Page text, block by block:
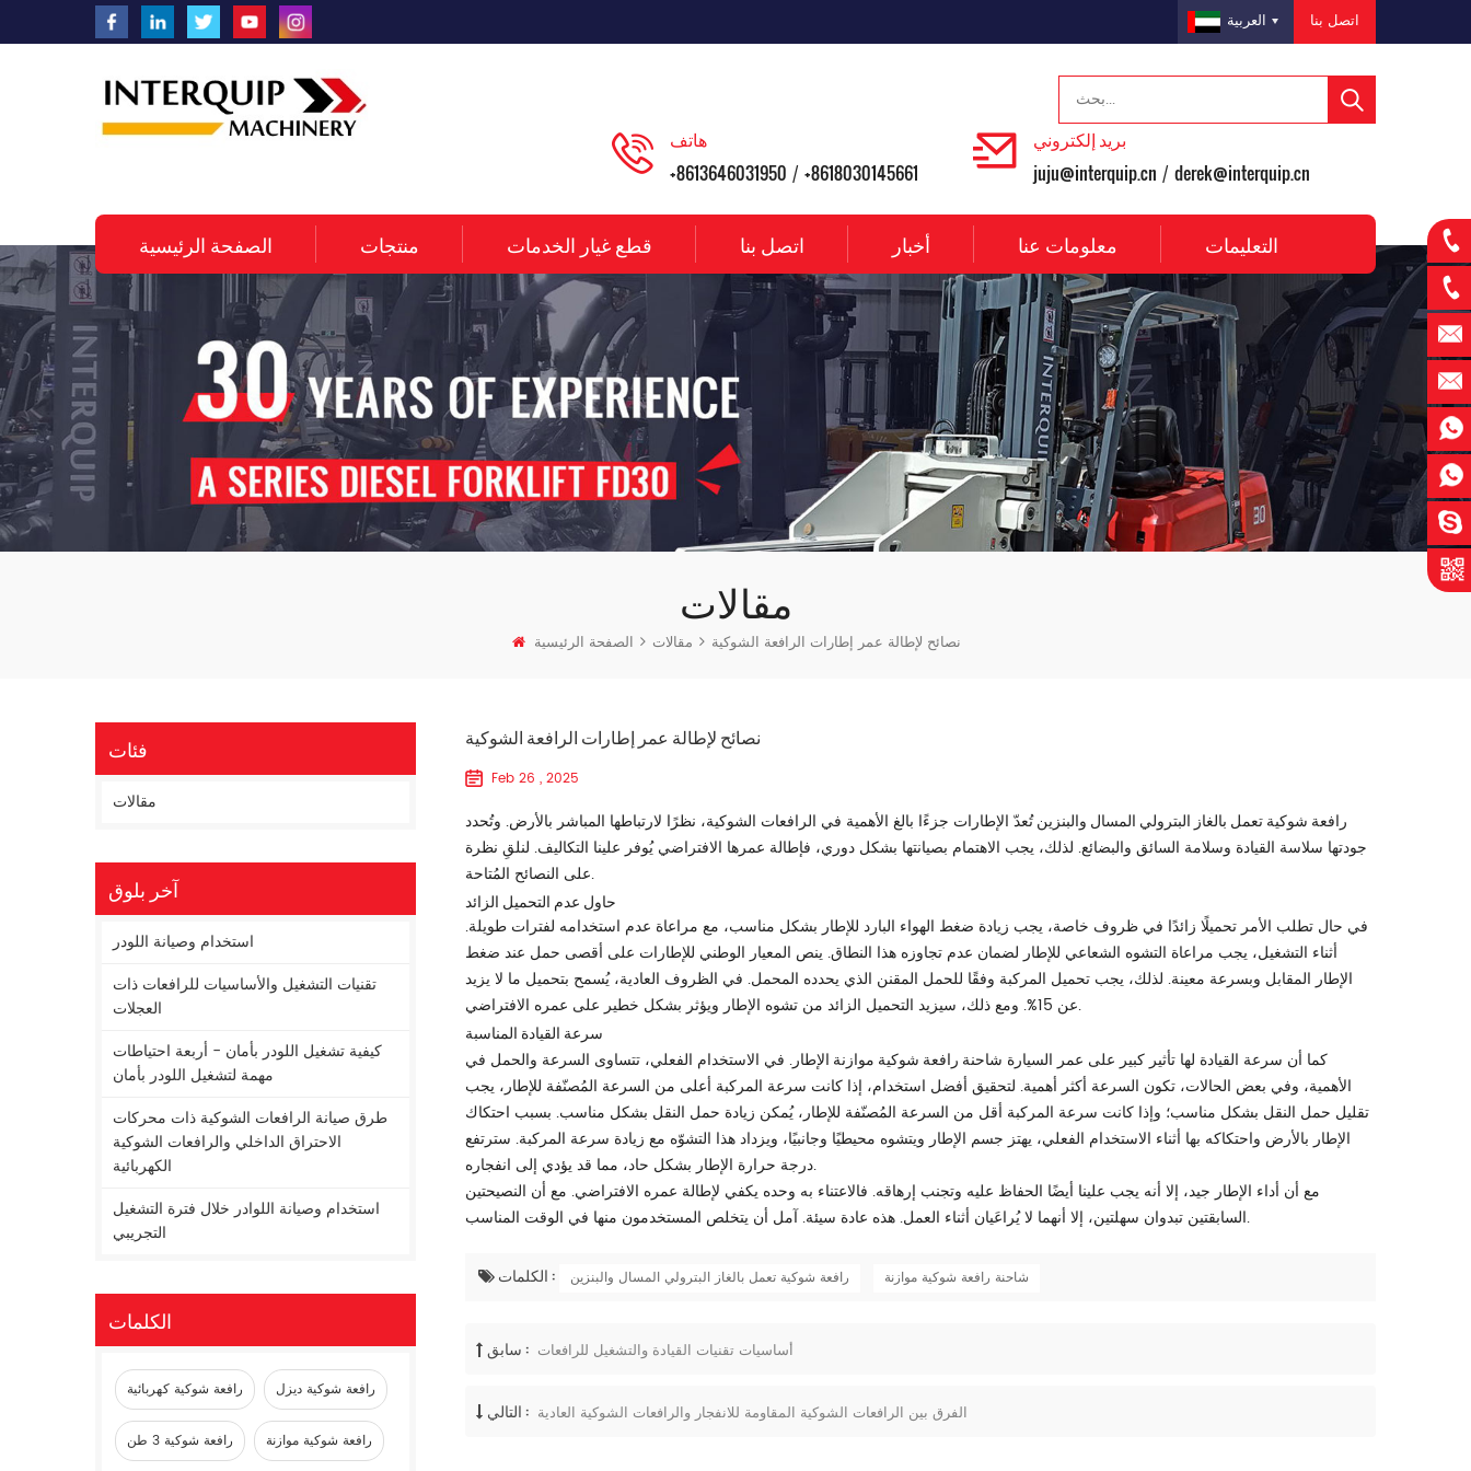
اتصل بنا العربية
هاتف
+8613646031950 / +8618030145661
بريد إلكتروني
juju@interquip.cn / derek@interquip.cn
الصفحة الرئيسية منتجات قطع غيار الخدمات اتصل بنا أخبار معلومات عنا التعليمات
مقالات
الصفحة الرئيسية مقالات نصائح لإطالة عمر إطارات الرافعة الشوكية
نصائح لإطالة عمر إطارات الرافعة الشوكية
Feb 26 , 2025
رافعة شوكية تعمل بالغاز البترولي المسال والبنزينتُعدّ الإطارات جزءًا بالغ الأهمية في الرافعات الشوكية، نظرًا لارتباطها المباشر بالأرض. وتُحدد
جودتها سلاسة القيادة وسلامة السائق والبضائع. لذلك، يجب الاهتمام بصيانتها بشكل دوري، فإطالة عمرها الافتراضي يُوفر علينا التكاليف. لنلقِ نظرة
على النصائح المُتاحة.
حاول عدم التحميل الزائد
في حال تطلب الأمر تحميلًا زائدًا في ظروف خاصة، يجب زيادة ضغط الهواء البارد للإطار بشكل مناسب، مع مراعاة عدم استخدامه لفترات طويلة.
أثناء التشغيل، يجب مراعاة التشوه الشعاعي للإطار لضمان عدم تجاوزه هذا النطاق. ينص المعيار الوطني للإطارات على أقصى حمل عند ضغط
الإطار المقابل وبسرعة معينة. لذلك، يجب تحميل المركبة وفقًا للحمل المقنن الذي يحدده المحمل. في الظروف العادية، يُسمح بتحميل ما لا يزيد
عن 15%. ومع ذلك، سيزيد التحميل الزائد من تشوه الإطار ويؤثر بشكل خطير على عمره الافتراضي.
سرعة القيادة المناسبة
كما أن سرعة القيادة لها تأثير كبير على عمر السيارة شاحنة رافعة شوكية موازنة الإطار. في الاستخدام الفعلي، تتساوى السرعة والحمل في
الأهمية، وفي بعض الحالات، تكون السرعة أكثر أهمية. لتحقيق أفضل استخدام، إذا كانت سرعة المركبة أعلى من السرعة المُصنّفة للإطار، يجب
تقليل حمل النقل بشكل مناسب؛ وإذا كانت سرعة المركبة أقل من السرعة المُصنّفة للإطار، يُمكن زيادة حمل النقل بشكل مناسب. بسبب احتكاك
الإطار بالأرض واحتكاكه بها أثناء الاستخدام الفعلي، يهتز جسم الإطار ويتشوه محيطيًا وجانبيًا، ويزداد هذا التشوّه مع زيادة سرعة المركبة. سترتفع
درجة حرارة الإطار بشكل حاد، مما قد يؤدي إلى انفجاره.
مع أن أداء الإطار جيد، إلا أنه يجب علينا أيضًا الحفاظ عليه وتجنب إرهاقه. فالاعتناء به وحده يكفي لإطالة عمره الافتراضي. مع أن النصيحتين
السابقتين تبدوان سهلتين، إلا أنهما لا يُراعَيان أثناء العمل. هذه عادة سيئة. آمل أن يتخلص المستخدمون منها في الوقت المناسب.
الكلمات : رافعة شوكية تعمل بالغاز البترولي المسال والبنزين شاحنة رافعة شوكية موازنة
سابق : أساسيات تقنيات القيادة والتشغيل للرافعات
التالي : الفرق بين الرافعات الشوكية المقاومة للانفجار والرافعات الشوكية العادية
فئات
مقالات
آخر بلوق
استخدام وصيانة اللودر
تقنيات التشغيل والأساسيات للرافعات ذات
العجلات
كيفية تشغيل اللودر بأمان - أربعة احتياطات
مهمة لتشغيل اللودر بأمان
طرق صيانة الرافعات الشوكية ذات محركات
الاحتراق الداخلي والرافعات الشوكية
الكهربائية
استخدام وصيانة اللوادر خلال فترة التشغيل
التجريبي
الكلمات
رافعة شوكية كهربائية رافعة شوكية ديزل
رافعة شوكية 3 طن رافعة شوكية موازنة